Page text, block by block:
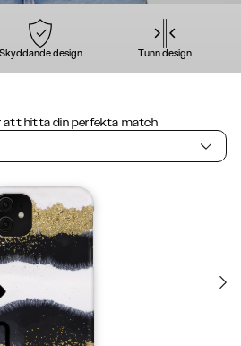
Skyddande design Tunn design
att hitta din perfekta match